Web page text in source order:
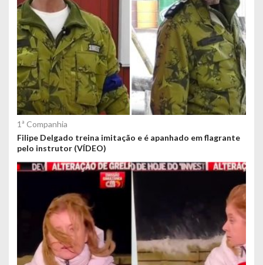
o
s
1ª Companhia
Filipe Delgado treina imitação e é apanhado em flagrante
pelo instrutor (VÍDEO)